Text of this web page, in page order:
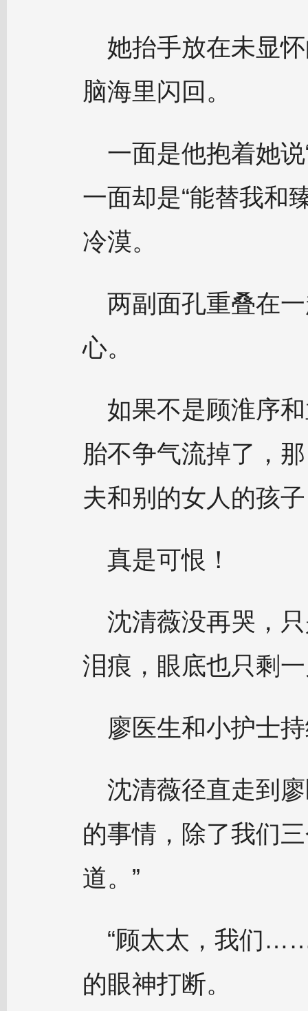
她抬手放在未显
脑海里闪回。
一面是他抱着她
一面却是“能替我和
冷漠。
两副面孔重叠在
心。
如果不是顾淮序
胎不争气流掉了，
夫和别的女人的孩
真是可恨！
沈清薇没再哭，
泪痕，眼底也只剩
廖医生和小护士
沈清薇径直走到
的事情，除了我们
道。”
“顾太太，我们
的眼神打断。